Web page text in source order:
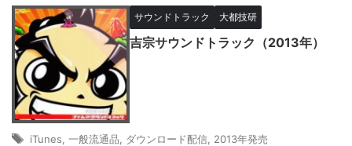
サウンドトラック 大都技研
吉宗サウンドトラック（2013年）
iTunes 一般流通品 ダウンロード配信 2013年発売